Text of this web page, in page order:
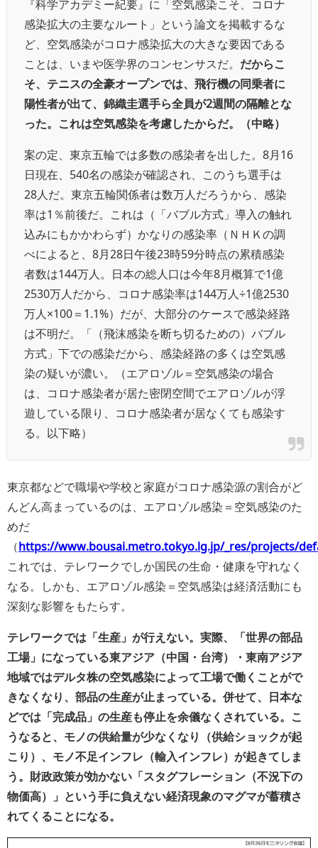
『科学アカデミー紀要』に「空気感染こそ、コロナ
感染拡大の主要なルート」という論文を掲載するな
ど、空気感染がコロナ感染拡大の大きな要因である
ことは、いまや医学界のコンセンサスだ。 だからこ
そ、テニスの全豪オープンでは、飛行機の同乗者に
陽性者が出て、錦織圭選手ら全員が2週間の隔離とな
った。これは空気感染を考慮したからだ。（中略）
案の定、東京五輪では多数の感染者を出した。8月16
日現在、540名の感染が確認され、このうち選手は
28人だ。東京五輪関係者は数万人だろうから、感染
率は1％前後だ。これは（「バブル方式」導入の触れ
込みにもかかわらず）かなりの感染率（ＮＨＫの調
べによると、8月28日午後23時59分時点の累積感染
者数は144万人。日本の総人口は今年8月概算で1億
2530万人だから、コロナ感染率は144万人÷1億2530
万人×100＝1.1%）だが、大部分のケースで感染経路
は不明だ。「（飛沫感染を断ち切るための）バブル
方式」下での感染だから、感染経路の多くは空気感
染の疑いが濃い。（エアロゾル＝空気感染の場合
は、コロナ感染者が居た密閉空間でエアロゾルが浮
遊している限り、コロナ感染者が居なくても感染す
る。以下略）
東京都などで職場や学校と家庭がコロナ感染源の割合がど
んどん高まっているのは、エアロゾル感染＝空気感染のた
めだ
（https://www.bousai.metro.tokyo.lg.jp/_res/projects/
これでは、テレワークでしか国民の生命・健康を守れなく
なる。しかも、エアロゾル感染＝空気感染は経済活動にも
深刻な影響をもたらす。
テレワークでは「生産」が行えない。実際、「世界の部品
工場」になっている東アジア（中国・台湾）・東南アジア
地域ではデルタ株の空気感染によって工場で働くことがで
きなくなり、部品の生産が止まっている。併せて、日本な
どでは「完成品」の生産も停止を余儀なくされている。こ
うなると、モノの供給量が少なくなり（供給ショックが起
こり）、モノ不足インフレ（輸入インフレ）が起きてしま
う。財政政策が効かない「スタグフレーション（不況下の
物価高）」という手に負えない経済現象のマグマが蓄積さ
れてくることになる。